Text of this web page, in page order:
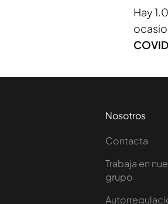
Hay
Nosotros
Contacta
Trabaja en
grupo